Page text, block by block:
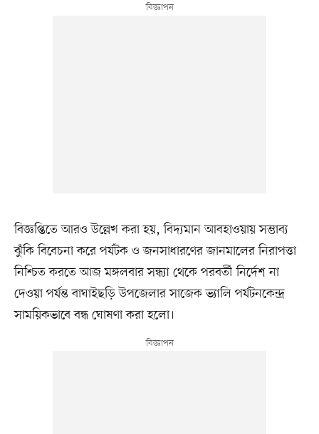
বিজ্ঞপ্তিতে আরও উল্লেখ করা হয়, বিদ্যমান আবহাওয়ায় সম্ভাব্য
ঝুঁকি বিবেচনা করে পর্যটক ও জনসাধারণের জানমালের নিরাপত্তা
নিশ্চিত করতে আজ মঙ্গলবার সন্ধ্যা থেকে পরবর্তী নির্দেশ না
দেওয়া পর্যন্ত বাঘাইছড়ি উপজেলার সাজেক ভ্যালি পর্যটনকেন্দ্র
সাময়িকভাবে বন্ধ ঘোষণা করা হলো।